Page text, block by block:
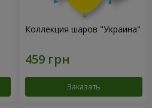
Коллекция шаров "Украина"
Заказать